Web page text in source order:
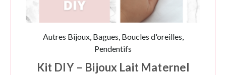
Autres Bijoux, Bagues, Boucles d'oreilles,
Pendentifs
Kit DIY – Bijoux Lait Maternel